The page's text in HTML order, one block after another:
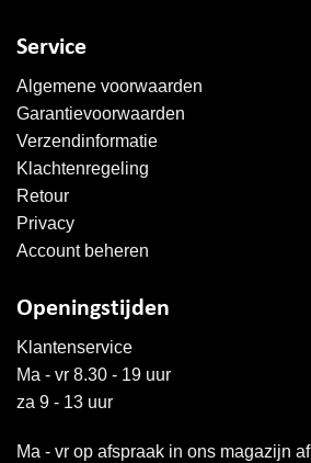
Service
Algemene voorwaarden
Garantievoorwaarden
Verzendinformatie
Klachtenregeling
Retour
Privacy
Account beheren
Openingstijden
Klantenservice
Ma - vr 8.30 - 19 uur
za 9 - 13 uur
Ma - vr op afspraak in ons magazijn